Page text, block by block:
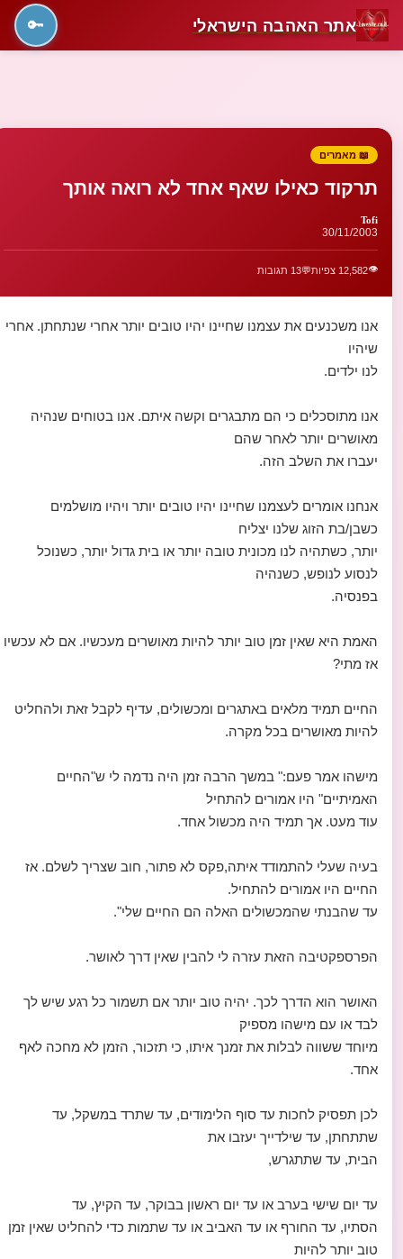
אתר האהבה הישראלי 🔑
📖 מאמרים
תרקוד כאילו שאף אחד לא רואה אותך
Tofi
30/11/2003
👁️12,582 צפיות 💬13 תגובות
אנו משכנעים את עצמנו שחיינו יהיו טובים יותר אחרי שנתחתן. אחרי
שיהיו
לנו ילדים.
אנו מתוסכלים כי הם מתבגרים וקשה איתם. אנו בטוחים שנהיה
מאושרים יותר לאחר שהם
יעברו את השלב הזה.
אנחנו אומרים לעצמנו שחיינו יהיו טובים יותר ויהיו מושלמים
כשבן/בת הזוג שלנו יצליח
יותר, כשתהיה לנו מכונית טובה יותר או בית גדול יותר, כשנוכל
לנסוע לנופש, כשנהיה
בפנסיה.
האמת היא שאין זמן טוב יותר להיות מאושרים מעכשיו. אם לא עכשיו
אז מתי?
החיים תמיד מלאים באתגרים ומכשולים, עדיף לקבל זאת ולהחליט
להיות מאושרים בכל מקרה.
מישהו אמר פעם:" במשך הרבה זמן היה נדמה לי ש"החיים
האמיתיים" היו אמורים להתחיל
עוד מעט. אך תמיד היה מכשול אחד.
בעיה שעלי להתמודד איתה,פקס לא פתור, חוב שצריך לשלם. אז
החיים היו אמורים להתחיל.
עד שהבנתי שהמכשולים האלה הם החיים שלי".
הפרספקטיבה הזאת עזרה לי להבין שאין דרך לאושר.
האושר הוא הדרך לכך. יהיה טוב יותר אם תשמור כל רגע שיש לך
לבד או עם מישהו מספיק
מיוחד ששווה לבלות את זמנך איתו, כי תזכור, הזמן לא מחכה לאף
אחד.
לכן תפסיק לחכות עד סוף הלימודים, עד שתרד במשקל, עד
שתתחתן, עד שילדייך יעזבו את
הבית, עד שתתגרש,
עד יום שישי בערב או עד יום ראשון בבוקר, עד הקיץ, עד
הסתיו, עד החורף או עד האביב או עד שתמות כדי להחליט שאין זמן
טוב יותר להיות